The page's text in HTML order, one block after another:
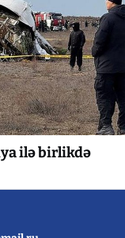
ilə birlikdə